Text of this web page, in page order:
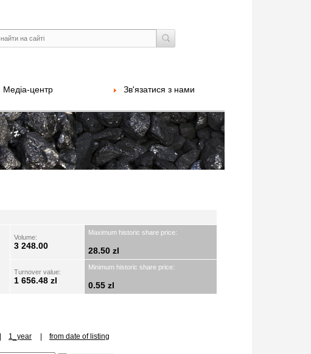
Медіа-центр Зв'язатися з нами
Volume:
3 248.00
Maximum historic share price:
28.50 zl
Turnover value:
1 656.48 zl
Minimum historic share price:
0.55 zl
1_year from date of listing